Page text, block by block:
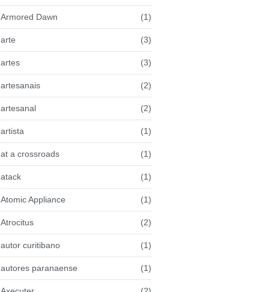
Armored Dawn (1)
arte (3)
artes (3)
artesanais (2)
artesanal (2)
artista (1)
at a crossroads (1)
atack (1)
Atomic Appliance (1)
Atrocitus (2)
autor curitibano (1)
autores paranaense (1)